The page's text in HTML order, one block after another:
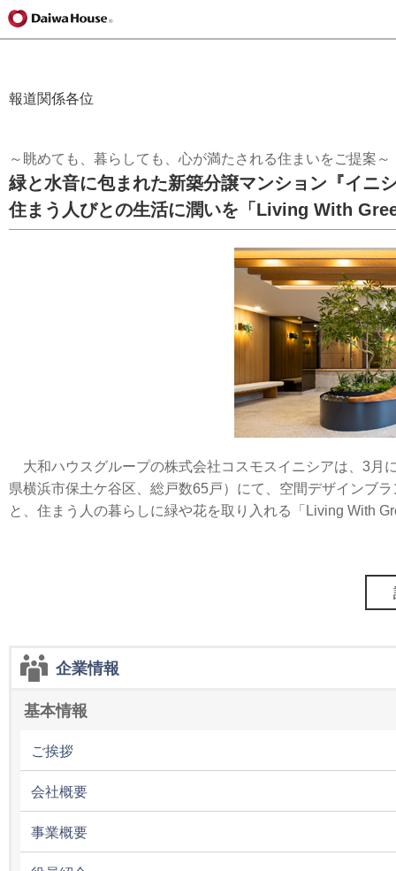
報道関係各位
～眺めても、暮らしても、心が満たされる住まいをご提案～
緑と水音に包まれた新築分譲マンション『イニ
住まう人びとの生活に潤いを「Living With
大和ハウスグループの株式会社コスモスイニシアは、3月
県横浜市保土ケ谷区、総戸数65戸）にて、空間デザインブ
と、住まう人の暮らしに緑や花を取り入れる「Living With
企業情報
基本情報
ご挨拶
会社概要
事業概要